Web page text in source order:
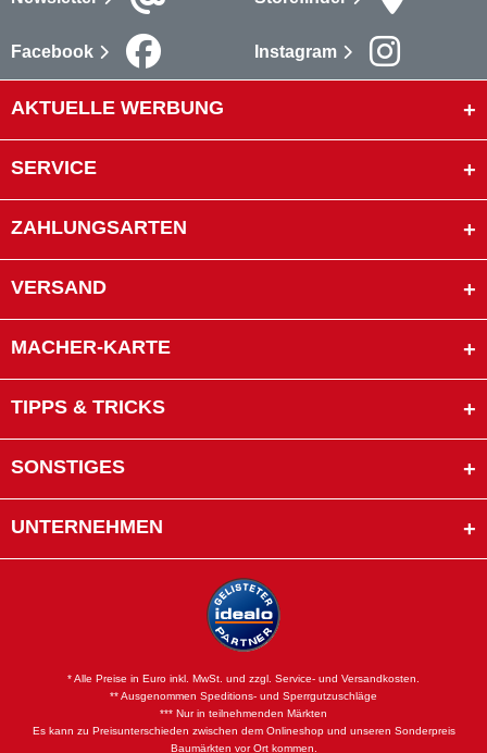
Facebook Instagram
AKTUELLE WERBUNG
SERVICE
ZAHLUNGSARTEN
VERSAND
MACHER-KARTE
TIPPS & TRICKS
SONSTIGES
UNTERNEHMEN
* Alle Preise in Euro inkl. MwSt. und zzgl. Service- und Versandkosten.
** Ausgenommen Speditions- und Sperrgutzuschläge
*** Nur in teilnehmenden Märkten
Es kann zu Preisunterschieden zwischen dem Onlineshop und unseren Sonderpreis
Baumärkten vor Ort kommen.